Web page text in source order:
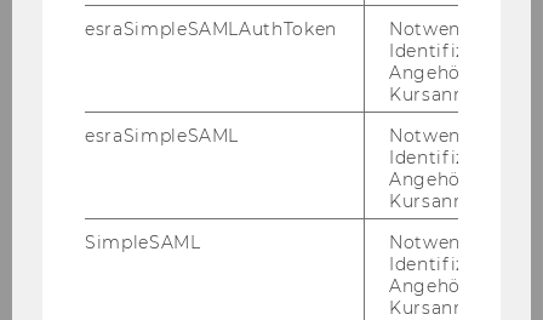
esraSimpleSAMLAuthToken
Notwendig zur
Identifizierung
Angehörige/r für
Kursanmeldung.
esraSimpleSAML
Notwendig zur
Identifizierung
Angehörige/r für
Kursanmeldung.
SimpleSAML
Notwendig zur
Identifizierung
Angehörige/r für
Kursanmeldung.